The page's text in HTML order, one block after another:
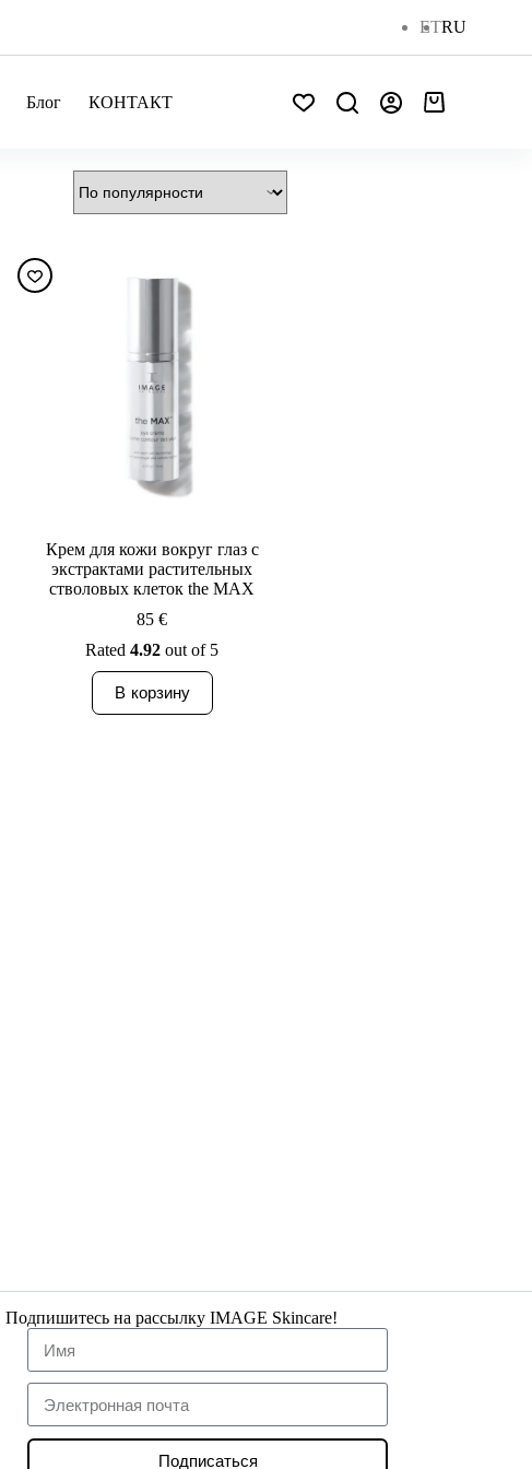
ETRU
Блог КОНТАКТ
Крем для кожи вокруг глаз с
экстрактами растительных
стволовых клеток the MAX
85€
Rated4.92 out of 5
В корзину
Подпишитесь на рассылку IMAGE Skincare!
Подписаться